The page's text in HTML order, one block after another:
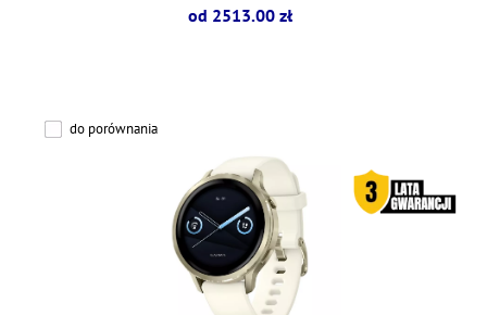
od 2513.00 zł
do porównania